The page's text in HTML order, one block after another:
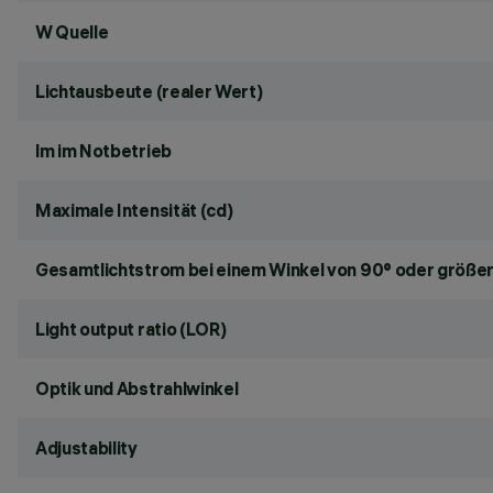
W Quelle
Lichtausbeute (realer Wert)
lm im Notbetrieb
Maximale Intensität (cd)
Gesamtlichtstrom bei einem Winkel von 90° oder
Light output ratio (LOR)
Optik und Abstrahlwinkel
Adjustability